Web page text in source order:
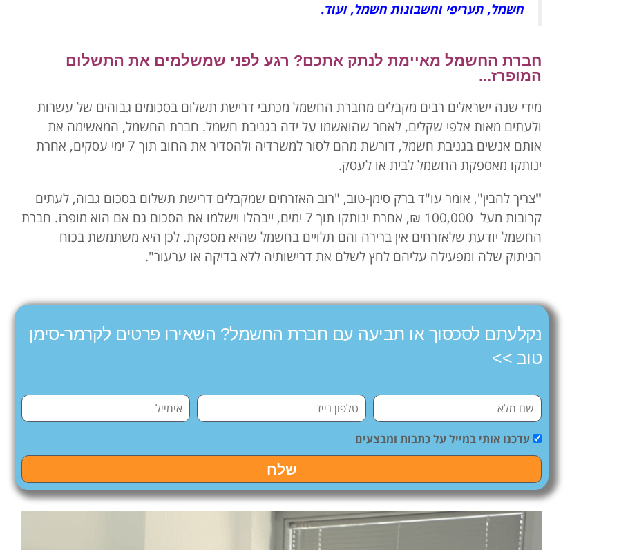
חשמל, תעריפי וחשבונות חשמל, ועוד.
חברת החשמל מאיימת לנתק אתכם? רגע לפני שמשלמים את התשלום
המופרז...
מידי שנה ישראלים רבים מקבלים מחברת החשמל מכתבי דרישת תשלום בסכומים גבוהים של עשרות
ולעתים מאות אלפי שקלים, לאחר שהואשמו על ידה בגניבת חשמל. חברת החשמל, המאשימה את
אותם אנשים בגניבת חשמל, דורשת מהם לסור למשרדיה ולהסדיר את החוב תוך 7 ימי עסקים, אחרת
ינותקו מאספקת החשמל לבית או לעסק.
"צריך להבין", אומר עו"ד ברק סימן-טוב, "רוב האזרחים שמקבלים דרישת תשלום בסכום גבוה, לעתים
קרובות מעל 100,000 ₪, אחרת ינותקו תוך 7 ימים, ייבהלו וישלמו את הסכום גם אם הוא מופרז. חברת
החשמל יודעת שלאזרחים אין ברירה והם תלויים בחשמל שהיא מספקת. לכן היא משתמשת בכוח
הניתוק שלה ומפעילה עליהם לחץ לשלם את דרישותיה ללא בדיקה או ערעור".
נקלעתם לסכסוך או תביעה עם חברת החשמל? השאירו פרטים לקרמר-סימן
טוב >>
עדכנו אותי במייל על כתבות ומבצעים
שלח